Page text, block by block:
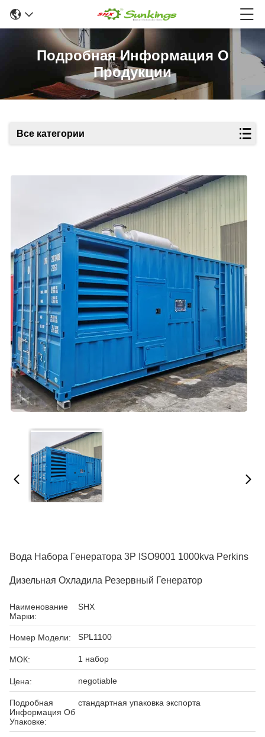
Подробная Информация О
Продукции
Все категории
Вода Набора Генератора 3P ISO9001 1000kva Perkins
Дизельная Охладила Резервный Генератор
Наименование
Марки:
SHX
Номер Модели: SPL1100
МОК: 1 набор
Цена: negotiable
Подробная
Информация Об
Упаковке:
стандартная упаковка экспорта